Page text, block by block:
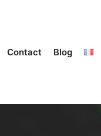
Contact Blog